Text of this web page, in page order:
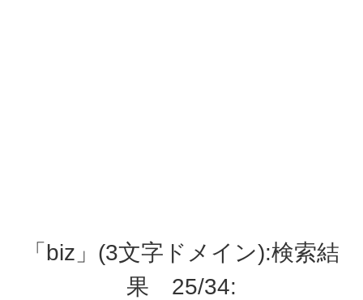
「biz」(3文字ドメイン):検索結
果 25/34: